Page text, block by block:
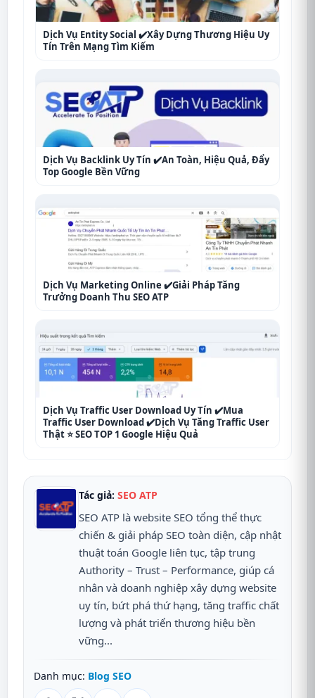
Dịch Vụ Entity Social ✔️Xây Dựng Thương Hiệu Uy
Tín Trên Mạng Tìm Kiếm
Dịch Vụ Backlink Uy Tín ✔️An Toàn, Hiệu Quả, Đẩy
Top Google Bền Vững
Dịch Vụ Marketing Online ✔️Giải Pháp Tăng
Trưởng Doanh Thu SEO ATP
Dịch Vụ Traffic User Download Uy Tín ✔️Mua
Traffic User Download ✔️Dịch Vụ Tăng Traffic User
Thật ⭐ SEO TOP 1 Google Hiệu Quả
Tác giả: SEO ATP
SEO ATP là website SEO tổng thể thực
chiến & giải pháp SEO toàn diện, cập nhật
thuật toán Google liên tục, tập trung
Authority – Trust – Performance, giúp cá
nhân và doanh nghiệp xây dựng website
uy tín, bứt phá thứ hạng, tăng traffic chất
lượng và phát triển thương hiệu bền
vững...
Danh mục: Blog SEO